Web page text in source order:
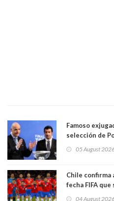
Famoso
selección de
05 August
Chile confirma
fecha FIFA
04 August